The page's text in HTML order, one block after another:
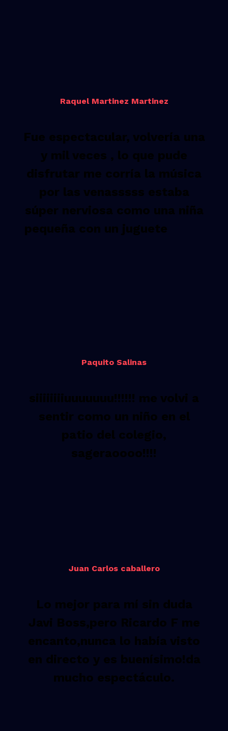
Raquel Martinez Martinez
Fue espectacular, volvería una
y mil veces , lo que pude
disfrutar me corría la música
por las venasssss estaba
súper nerviosa como una niña
pequeña con un juguete
Paquito Salinas
siiiiiiiiuuuuuuu!!!!!! me volvi a
sentir como un niño en el
patio del colegio,
sageraoooo!!!!
Juan Carlos caballero
Lo mejor para mí sin duda
Javi Boss,pero Ricardo F me
encanto,nunca lo había visto
en directo y es buenísimo!da
mucho espectáculo.